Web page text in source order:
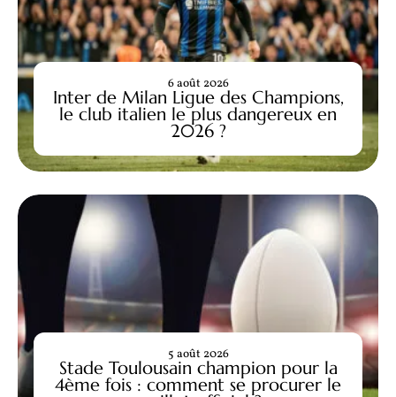
Inter de Milan Ligue des Champions,
le club italien le plus dangereux en
2026 ?
6 août 2026
Stade Toulousain champion pour la
4ème fois : comment se procurer le
5 août 2026